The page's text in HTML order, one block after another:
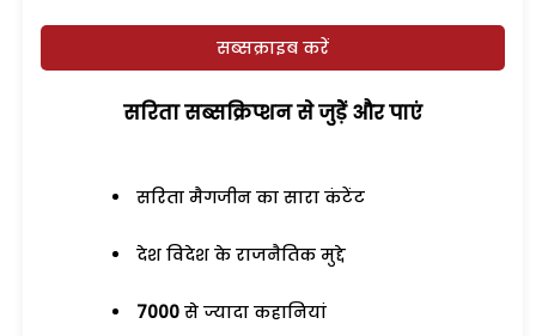
सब्सक्राइब करें
सरिता सब्सक्रिप्शन से जुड़ेें और पाएं
सरिता मैगजीन का सारा कंटेंट
देश विदेश के राजनैतिक मुद्दे
7000 से ज्यादा कहानियां